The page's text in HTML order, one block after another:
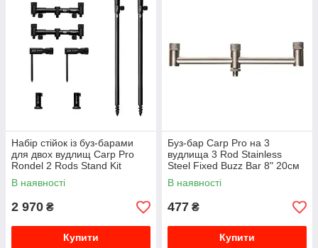
Набір стійок із буз-барами
для двох вудлищ Carp Pro
Rondel 2 Rods Stand Kit
В наявності
2 970 ₴
Купити
Буз-бар Carp Pro на 3
вудлища 3 Rod Stainless
Steel Fixed Buzz Bar 8" 20см
В наявності
477 ₴
Купити